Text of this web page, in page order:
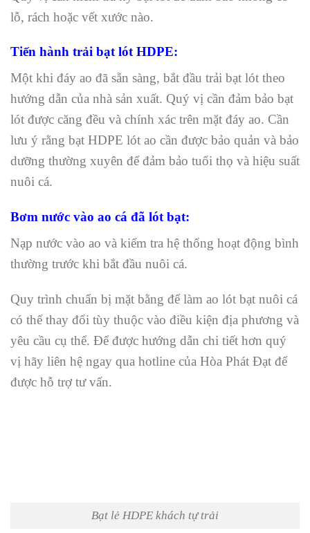
lỗ, rách hoặc vết xước nào.
Tiến hành trải bạt lót HDPE:
Một khi đáy ao đã sẵn sàng, bắt đầu trải bạt lót theo
hướng dẫn của nhà sản xuất. Quý vị cần đảm bảo bạt
lót được căng đều và chính xác trên mặt đáy ao. Cần
lưu ý rằng bạt HDPE lót ao cần được bảo quản và bảo
dưỡng thường xuyên để đảm bảo tuổi thọ và hiệu suất
nuôi cá.
Bơm nước vào ao cá đã lót bạt:
Nạp nước vào ao và kiểm tra hệ thống hoạt động bình
thường trước khi bắt đầu nuôi cá.
Quy trình chuẩn bị mặt bằng để làm ao lót bạt nuôi cá
có thể thay đổi tùy thuộc vào điều kiện địa phương và
yêu cầu cụ thể. Để được hướng dẫn chi tiết hơn quý
vị hãy liên hệ ngay qua hotline của Hòa Phát Đạt để
được hỗ trợ tư vấn.
Bạt lẻ HDPE khách tự trải